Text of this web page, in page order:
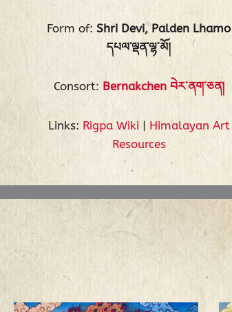
Form of:Shri Devi, Palden Lhamo
དཔལ་ལྡན་ལྷ་མོ།
Consort: Bernakchen བེར་ནག་ཅན།
Links: Rigpa Wiki| Himalayan Art
Resources